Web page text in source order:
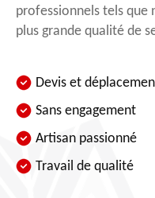
professionnels tels que
plus grande qualité de
Devis et
Sans engagement
Artisan passionné
Travail de qualité